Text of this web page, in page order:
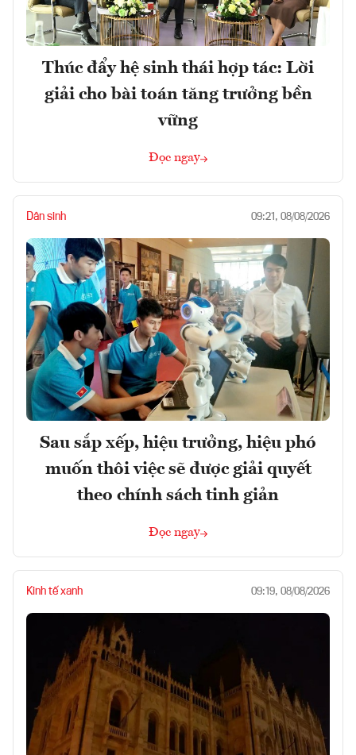
Thúc đẩy hệ sinh thái hợp tác: Lời
giải cho bài toán tăng trưởng bền
vững
Đọc ngay
Dân sinh 09:21, 08/08/2026
Sau sắp xếp, hiệu trưởng, hiệu phó
muốn thôi việc sẽ được giải quyết
theo chính sách tinh giản
Đọc ngay
Kinh tế xanh 09:19, 08/08/2026